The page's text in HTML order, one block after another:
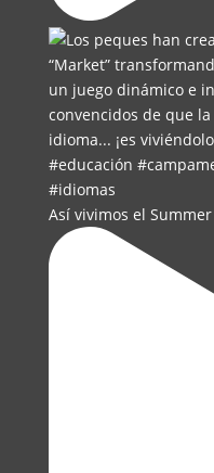
Así vivimos el